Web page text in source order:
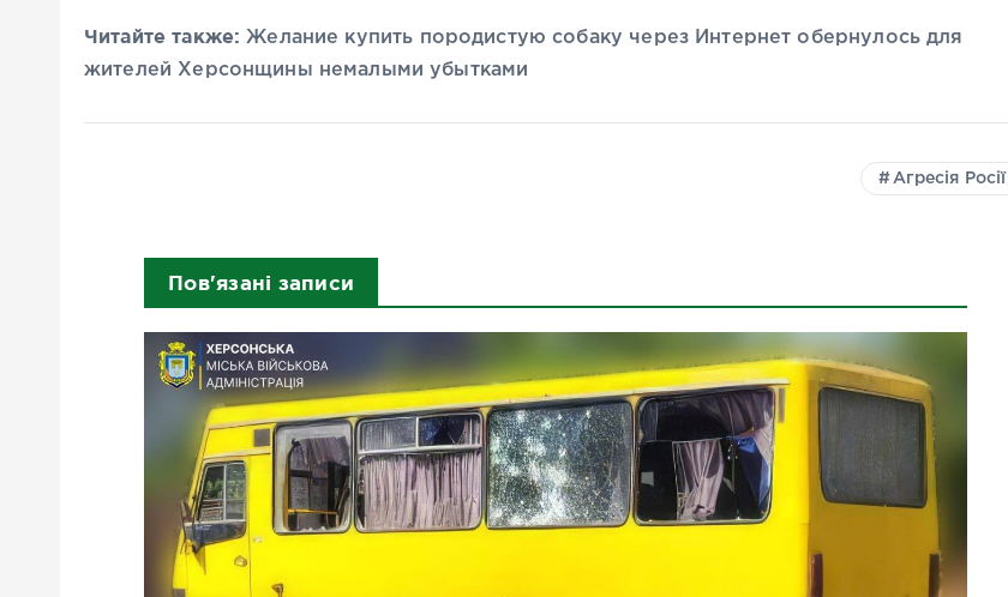
Читайте также: Желание купить породистую собаку через Интернет обернулось для
жителей Херсонщины немалыми убытками
Агресія Росії
Пов'язані записи